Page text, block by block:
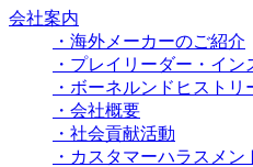
会社案内
・海外メーカーのご紹介
・プレイリーダー・イン
・ボーネルンドヒストリ
・会社概要
・社会貢献活動
・カスタマーハラスメン